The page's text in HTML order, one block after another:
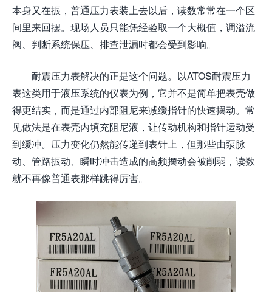
本身又在振，普通压力表装上去以后，读数常常在一个区
间里来回摆。现场人员只能凭经验取一个大概值，调溢流
阀、判断系统保压、排查泄漏时都会受到影响。
耐震压力表解决的正是这个问题。以ATOS耐震压力
表这类用于液压系统的仪表为例，它并不是简单把表壳做
得更结实，而是通过内部阻尼来减缓指针的快速摆动。常
见做法是在表壳内填充阻尼液，让传动机构和指针运动受
到缓冲。压力变化仍然能传递到表针上，但那些由泵脉
动、管路振动、瞬时冲击造成的高频摆动会被削弱，读数
就不再像普通表那样跳得厉害。